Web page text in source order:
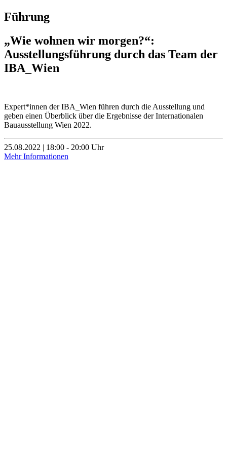
Führung
„Wie wohnen wir morgen?“:
Ausstellungsführung durch das Team der
IBA_Wien
Expert*innen der IBA_Wien führen durch die Ausstellung und
geben einen Überblick über die Ergebnisse der Internationalen
Bauausstellung Wien 2022.
25.08.2022 | 18:00 - 20:00 Uhr
Mehr Informationen